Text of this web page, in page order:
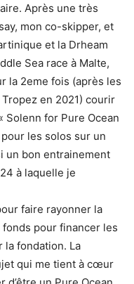
Après une très
mon co-skipper, et
et la Drheam
Sea race à Malte,
la 2eme fois (après les
en 2021) courir
Solenn for Pure Ocean
les solos sur un
un bon entrainement
à laquelle je
faire rayonner la
pour financer les
la fondation. La
qui me tient à cœur